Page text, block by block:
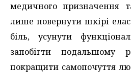
медичного призначення
лише повернути шкірі
біль, усунути
запобігти подальшому
покращити самопочуття